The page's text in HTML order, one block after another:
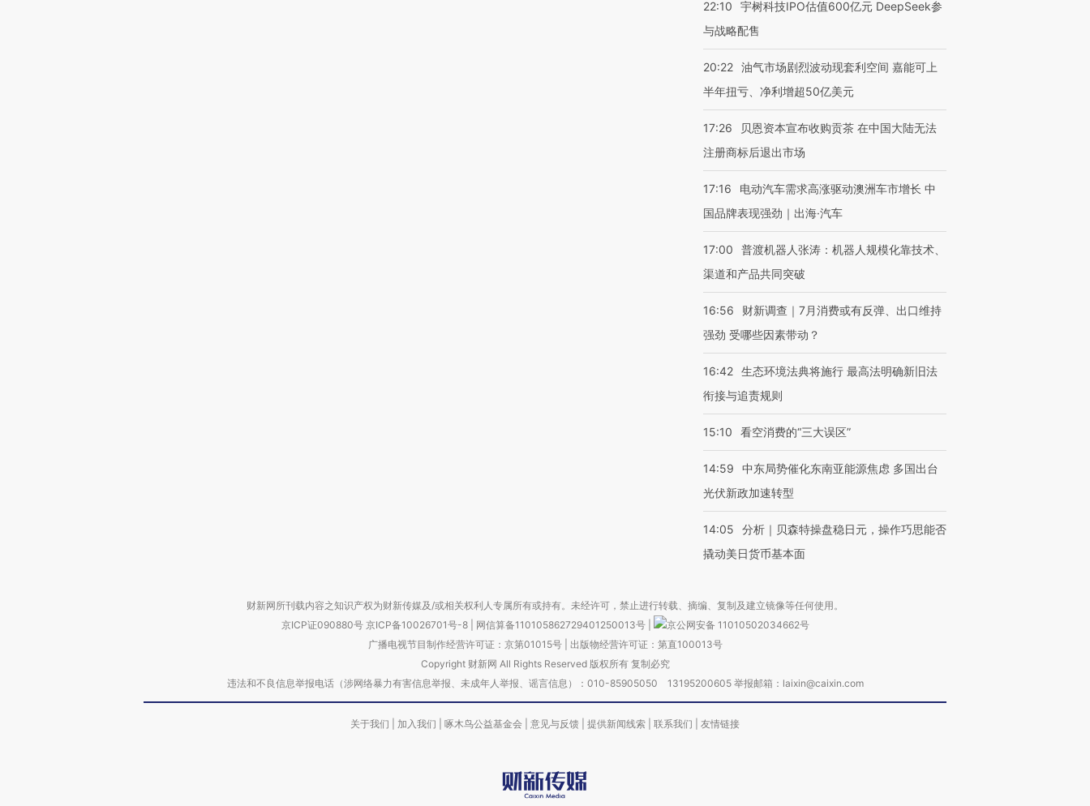
22:10
宇树科技IPO估值600亿元 DeepSeek参
与战略配售
20:22 油气市场剧烈波动现套利空间 嘉能可上
半年扭亏、净利增超50亿美元
17:26
贝恩资本宣布收购贡茶 在中国大陆无法
注册商标后退出市场
17:16
电动汽车需求高涨驱动澳洲车市增长 中
国品牌表现强劲｜出海·汽车
17:00
普渡机器人张涛：机器人规模化靠技术、
渠道和产品共同突破
16:56
财新调查｜7月消费或有反弹、出口维持
强劲 受哪些因素带动？
16:42 生态环境法典将施行 最高法明确新旧法
衔接与追责规则
15:10 看空消费的“三大误区”
14:59
中东局势催化东南亚能源焦虑 多国出台
光伏新政加速转型
14:05
分析｜贝森特操盘稳日元，操作巧思能否
撬动美日货币基本面
财新网所刊载内容之知识产权为财新传媒及/或相关权利人专属所有或持有。未经许可，禁止进行转载、摘编、复制及建立镜像等任何使用。
京ICP证090880号 京ICP备10026701号-8 网信算备110105862729401250013号
京公网安备 11010502034662号
广播电视节目制作经营许可证：京第01015号| 出版物经营许可证：第直100013号
Copyright 财新网 All Rights Reserved 版权所有 复制必究
违法和不良信息举报电话（涉网络暴力有害信息举报、未成年人举报、谣言信息）：010-85905050 13195200605 举报邮箱：laixin@caixin.com
关于我们 加入我们 啄木鸟公益基金会 意见与反馈 提供新闻线索 联系我们 友情链接